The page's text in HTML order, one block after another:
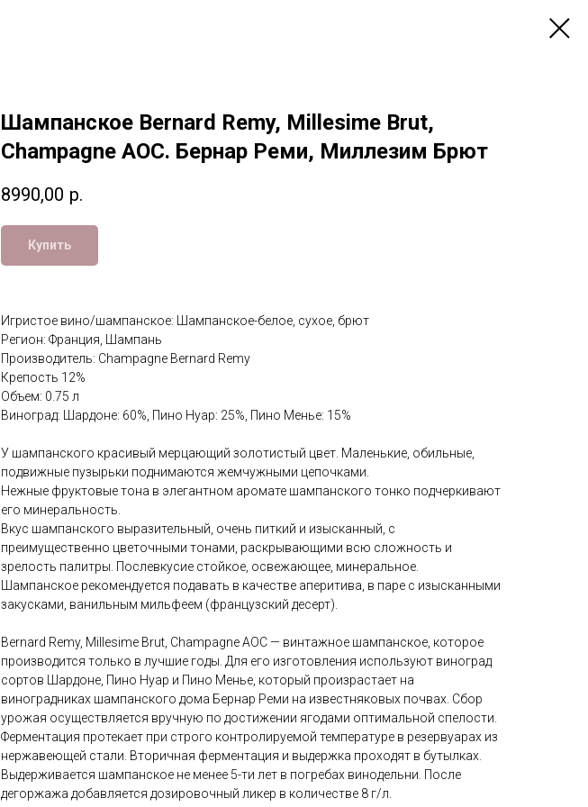
Шампанское Bernard Remy, Millesime Brut,
Champagne AOC. Бернар Реми, Миллезим Брют
8990,00 р.
Купить
Игристое вино/шампанское: Шампанское-белое, сухое, брют
Регион: Франция, Шампань
Производитель: Champagne Bernard Remy
Крепость 12%
Объем: 0.75 л
Виноград: Шардоне: 60%, Пино Нуар: 25%, Пино Менье: 15%
У шампанского красивый мерцающий золотистый цвет. Маленькие, обильные,
подвижные пузырьки поднимаются жемчужными цепочками.
Нежные фруктовые тона в элегантном аромате шампанского тонко подчеркивают
его минеральность.
Вкус шампанского выразительный, очень питкий и изысканный, с
преимущественно цветочными тонами, раскрывающими всю сложность и
зрелость палитры. Послевкусие стойкое, освежающее, минеральное.
Шампанское рекомендуется подавать в качестве аперитива, в паре с изысканными
закусками, ванильным мильфеем (французский десерт).
Bernard Remy, Millesime Brut, Champagne AOC — винтажное шампанское, которое
производится только в лучшие годы. Для его изготовления используют виноград
сортов Шардоне, Пино Нуар и Пино Менье, который произрастает на
виноградниках шампанского дома Бернар Реми на известняковых почвах. Сбор
урожая осуществляется вручную по достижении ягодами оптимальной спелости.
Ферментация протекает при строго контролируемой температуре в резервуарах из
нержавеющей стали. Вторичная ферментация и выдержка проходят в бутылках.
Выдерживается шампанское не менее 5-ти лет в погребах винодельни. После
дегоржажа добавляется дозировочный ликер в количестве 8 г/л.